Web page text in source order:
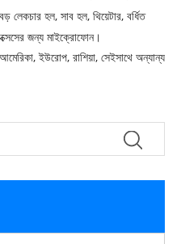
বড় লেকচার হল, সাব হল, থিয়েটার, বর্ধিত
জন্য মাইক্রোফোন।
ইউরোপ, রাশিয়া, সেইসাথে অন্যান্য